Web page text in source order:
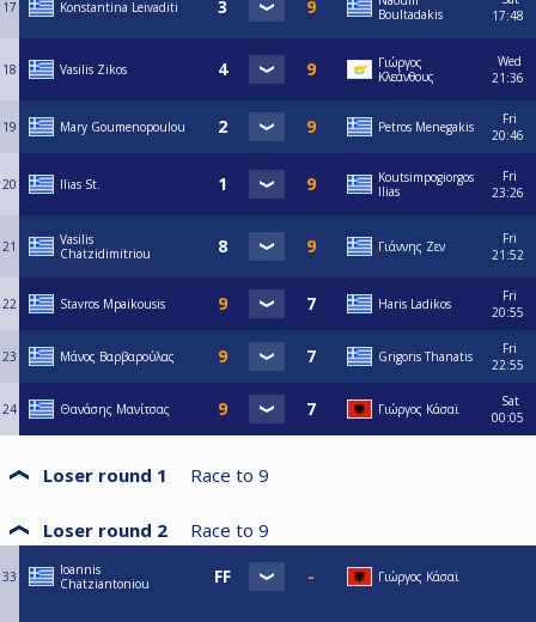
17 Konstantina Leivaditi
Boultadakis
17:48
18 Vasilis Zikos
Γιώργος
Κλεάνθους
Wed
21:36
19 Mary Goumenopoulou Petros Menegakis
Fri
20:46
20 Ilias St.
Koutsimpogiorgos
Ilias
Fri
23:26
21
Vasilis
Chatzidimitriou
Γιάννης Ζεν
Fri
21:52
22 Stavros Mpaikousis Haris Ladikos
Fri
20:55
23 Μάνος Βαρβαρούλας Grigoris Thanatis
Fri
22:55
24 Θανάσης Μανίτσας Γιώργος Κάσαϊ
Sat
00:05
Loser round 1 Race to 9
Loser round 2 Race to 9
33
Ioannis
Chatziantoniou
Γιώργος Κάσαϊ